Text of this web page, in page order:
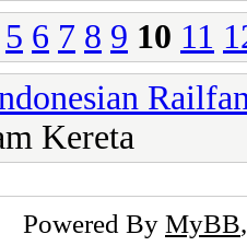
5 6 7 8 9 10 11
Kereta
Powered By MyBB